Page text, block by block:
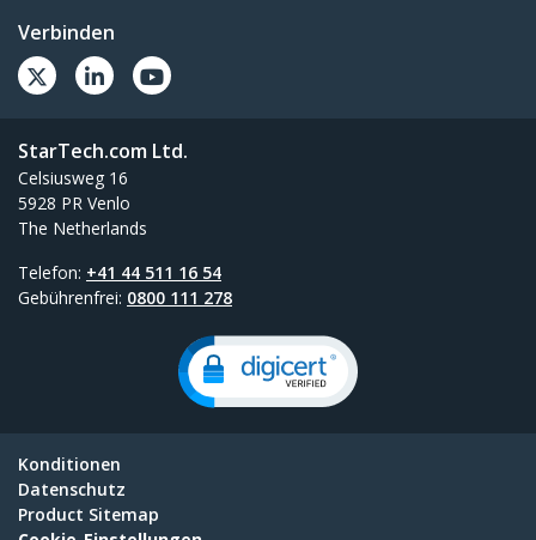
Verbinden
StarTech.com Ltd.
Celsiusweg 16
5928 PR Venlo
The Netherlands
Telefon: +41 44 511 16 54
Gebührenfrei: 0800 111 278
Konditionen
Datenschutz
Product Sitemap